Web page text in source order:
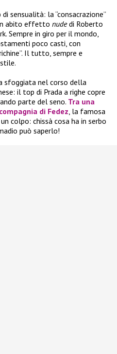
sensualità: la “consacrazione”
abito effetto nudedi Roberto
Sempre in giro per il mondo,
poco casti, con
Il tutto, sempre e
sfoggiata nel corso della
il top di Prada a righe copre
parte del seno. Tra una
di Fedez , la famosa
colpo: chissà cosa ha in serbo
può saperlo!